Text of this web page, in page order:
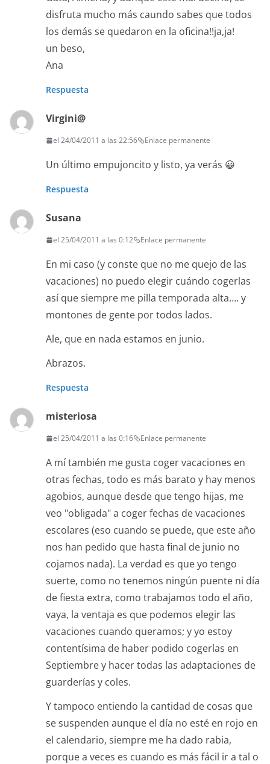
disfruta mucho más caundo sabes que todos
los demás se quedaron en la oficina!!ja,ja!
un beso,
Ana
Respuesta
Virgini@
el 24/04/2011 a las 22:56 Enlace permanente
Un último empujoncito y listo, ya verás 😀
Respuesta
Susana
el 25/04/2011 a las 0:12 Enlace permanente
En mi caso (y conste que no me quejo de las
vacaciones) no puedo elegir cuándo cogerlas
así que siempre me pilla temporada alta…. y
montones de gente por todos lados.
Ale, que en nada estamos en junio.
Abrazos.
Respuesta
misteriosa
el 25/04/2011 a las 0:16 Enlace permanente
A mí también me gusta coger vacaciones en
otras fechas, todo es más barato y hay menos
agobios, aunque desde que tengo hijas, me
veo "obligada" a coger fechas de vacaciones
escolares (eso cuando se puede, que este año
nos han pedido que hasta final de junio no
cojamos nada). La verdad es que yo tengo
suerte, como no tenemos ningún puente ni día
de fiesta extra, como trabajamos todo el año,
vaya, la ventaja es que podemos elegir las
vacaciones cuando queramos; y yo estoy
contentísima de haber podido cogerlas en
Septiembre y hacer todas las adaptaciones de
guarderías y coles.
Y tampoco entiendo la cantidad de cosas que
se suspenden aunque el día no esté en rojo en
el calendario, siempre me ha dado rabia,
porque a veces es cuando es más fácil ir a tal o